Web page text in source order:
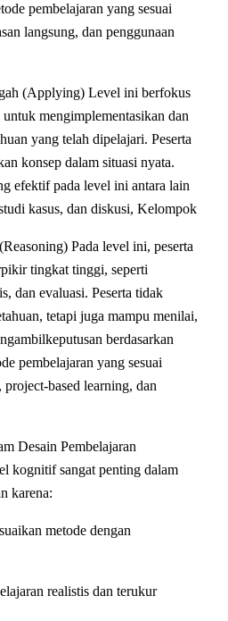
pembelajaran yang sesuai
langsung, dan penggunaan
(Applying) Level ini berfokus
untuk mengimplementasikan dan
yang telah dipelajari. Peserta
konsep dalam situasi nyata.
efektif pada level ini antara lain
kasus, dan diskusi, Kelompok
Pada level ini, peserta
tingkat tinggi, seperti
dan evaluasi. Peserta tidak
tetapi juga mampu menilai,
berdasarkan
pembelajaran yang sesuai
based learning, dan
Desain Pembelajaran
kognitif sangat penting dalam
karena:
metode dengan
realistis dan terukur